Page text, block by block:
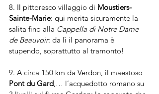
8. Il pittoresco villaggio di Moustiers-
Sainte-Marie: qui merita sicuramente la
salita fino alla Cappella di Notre Dame
de Beauvoir: da lì il panorama è
stupendo, soprattutto al tramonto!
9. A circa 150 km da Verdon, il maestoso
Pont du Gard ,… l’acquedotto romano su